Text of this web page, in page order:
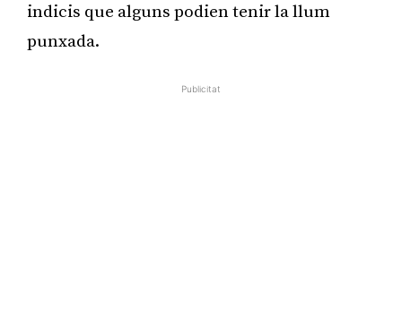
indicis que alguns podien tenir la llum
punxada.
Publicitat